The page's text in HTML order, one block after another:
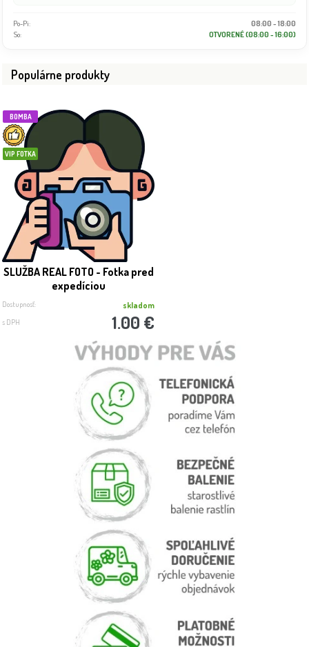
Po-Pi:
08:00 - 18:00
So:
OTVORENÉ (08:00 - 16:00)
Populárne produkty
BOMBA
VIP FOTKA
SLUŽBA REAL FOTO - Fotka pred
expedíciou
Dostupnosť: skladom
s DPH 1.00 €